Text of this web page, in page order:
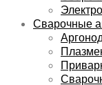
Сварочные